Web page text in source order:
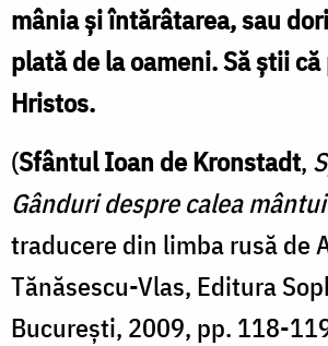
mânia și întărâtarea, sau
plată de la oameni. Să știi
Hristos.
(Sfântul Ioan de Kronstadt,
Gânduri despre calea
traducere din limba rusă de
Tănăsescu-Vlas, Editura
București, 2009, pp. 118-